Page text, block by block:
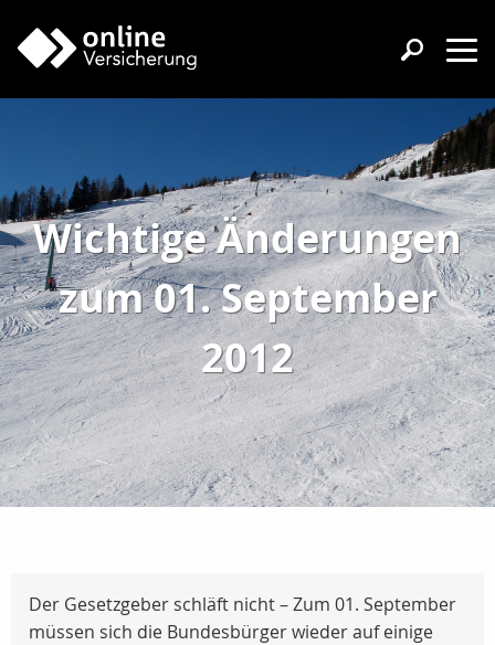
Wichtige Änderungen
zum 01. September
2012
Der Gesetzgeber schläft nicht – Zum 01. September
müssen sich die Bundesbürger wieder auf einige